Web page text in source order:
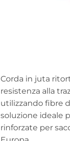
Corda in juta
resistenza alla
utilizzando fibre
soluzione ideale
rinforzate per